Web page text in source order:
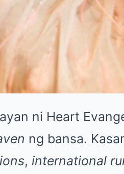
ni Heart
ng bansa.
, international